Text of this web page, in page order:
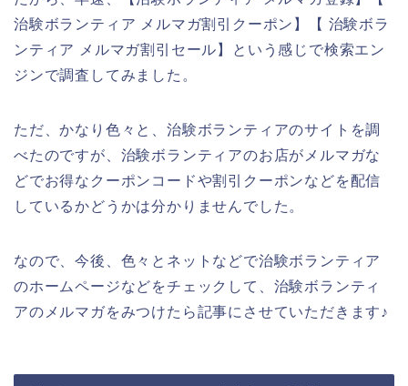
治験ボランティア メルマガ割引クーポン】【 治験ボラ
ンティア メルマガ割引セール】という感じで検索エン
ジンで調査してみました。
ただ、かなり色々と、治験ボランティアのサイトを調
べたのですが、治験ボランティアのお店がメルマガな
どでお得なクーポンコードや割引クーポンなどを配信
しているかどうかは分かりませんでした。
なので、今後、色々とネットなどで治験ボランティア
のホームページなどをチェックして、治験ボランティ
アのメルマガをみつけたら記事にさせていただきます♪